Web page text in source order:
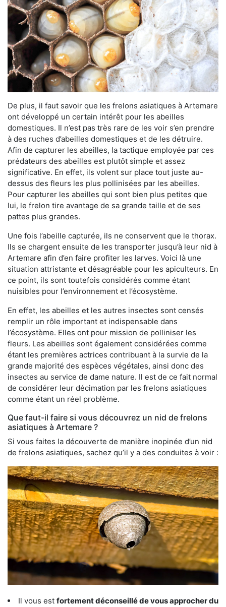
De plus, il faut savoir que les frelons asiatiques à Artemare
ont développé un certain intérêt pour les abeilles
domestiques. Il n’est pas très rare de les voir s’en prendre
à des ruches d’abeilles domestiques et de les détruire.
Afin de capturer les abeilles, la tactique employée par ces
prédateurs des abeilles est plutôt simple et assez
significative. En effet, ils volent sur place tout juste au-
dessus des fleurs les plus pollinisées par les abeilles.
Pour capturer les abeilles qui sont bien plus petites que
lui, le frelon tire avantage de sa grande taille et de ses
pattes plus grandes.
Une fois l’abeille capturée, ils ne conservent que le thorax.
Ils se chargent ensuite de les transporter jusqu’à leur nid à
Artemare afin d’en faire profiter les larves. Voici là une
situation attristante et désagréable pour les apiculteurs. En
ce point, ils sont toutefois considérés comme étant
nuisibles pour l’environnement et l’écosystème.
En effet, les abeilles et les autres insectes sont censés
remplir un rôle important et indispensable dans
l’écosystème. Elles ont pour mission de polliniser les
fleurs. Les abeilles sont également considérées comme
étant les premières actrices contribuant à la survie de la
grande majorité des espèces végétales, ainsi donc des
insectes au service de dame nature. Il est de ce fait normal
de considérer leur décimation par les frelons asiatiques
comme étant un réel problème.
Que faut-il faire si vous découvrez un nid de frelons
asiatiques à Artemare ?
Si vous faites la découverte de manière inopinée d’un nid
de frelons asiatiques, sachez qu’il y a des conduites à voir :
Il vous est fortement déconseillé de vous approcher du